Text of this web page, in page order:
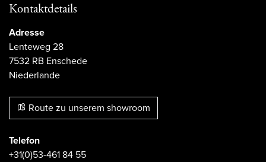
Kontaktdetails
Adresse
Lenteweg 28
7532 RB Enschede
Niederlande
Route zu unserem showroom
Telefon
+31(0)53-461 84 55